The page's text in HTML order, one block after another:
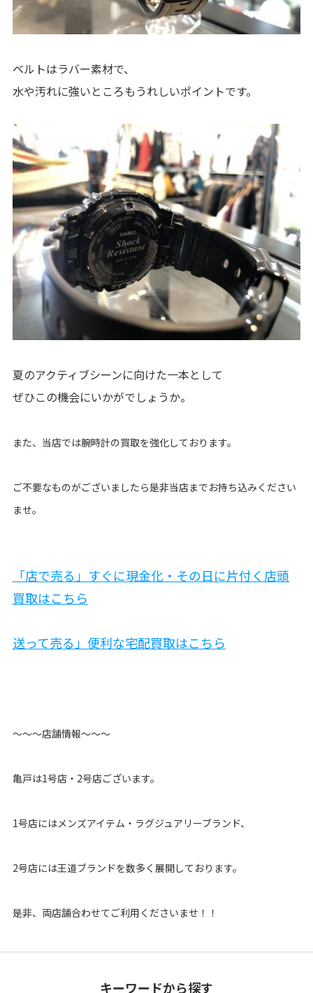
ベルトはラバー素材で、
水や汚れに強いところもうれしいポイントです。
夏のアクティブシーンに向けた一本として
ぜひこの機会にいかがでしょうか。
また、当店では腕時計の買取を強化しております。
ご不要なものがございましたら是非当店までお持ち込みください
ませ。
「店で売る」すぐに現金化・その日に片付く店頭
買取はこちら
送って売る」便利な宅配買取はこちら
〜〜〜店舗情報〜〜〜
亀戸は1号店・2号店ございます。
1号店にはメンズアイテム・ラグジュアリーブランド、
2号店には王道ブランドを数多く展開しております。
是非、両店舗合わせてご利用くださいませ！！
キーワードから探す